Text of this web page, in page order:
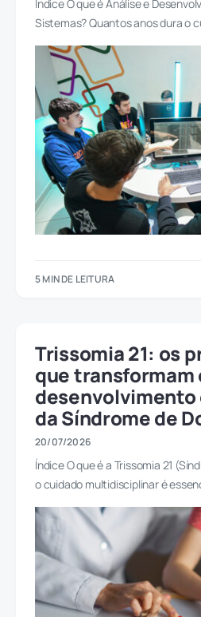
Índice O que é Análise e
Sistemas? Quantos anos dura o
5 MIN DE LEITURA
Trissomia 21: os
que transformam
desenvolvimento
da Síndrome de
20/07/2026
Índice O que é a Trissomia 21
o cuidado multidisciplinar é